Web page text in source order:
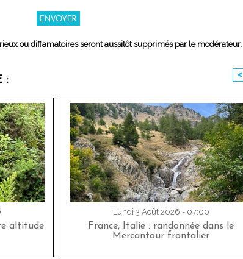
ou diffamatoires seront aussitôt supprimés par le modérateur.
: <
altitude
Lundi 3 Août 2026 - 07:00
France, Italie : randonnée dans le
Mercantour frontalier